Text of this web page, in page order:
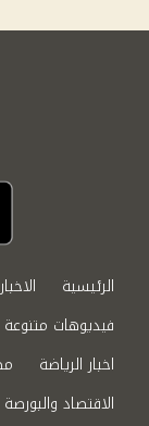
الرئيسية
فيديوهات متنوعة
اخبار الرياضة
الاقتصاد والبورصة